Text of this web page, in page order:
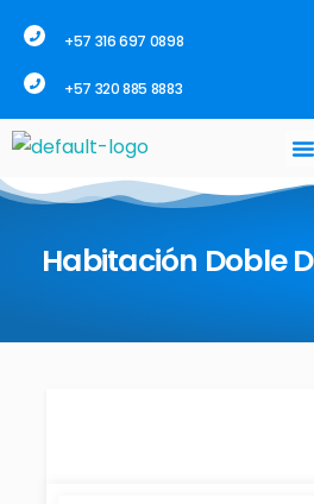
+57 316 697 0898
+57 320 885 8883
Habitación Doble